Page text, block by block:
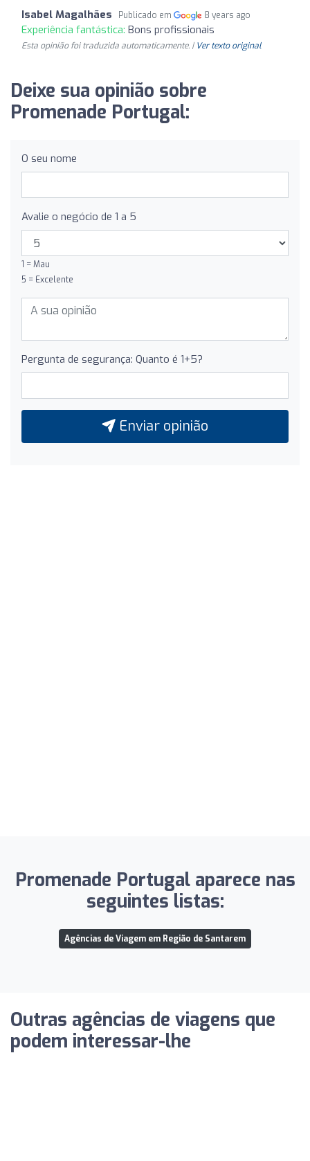
Isabel Magalhães Publicado em 8 years ago
Experiência fantástica: Bons profissionais
Esta opinião foi traduzida automaticamente. | Ver texto original
Deixe sua opinião sobre
Promenade Portugal:
O seu nome
Avalie o negócio de 1 a 5
1 = Mau
5 = Excelente
Pergunta de segurança: Quanto é 1+5?
Enviar opinião
Promenade Portugal aparece nas
seguintes listas:
Agências de Viagem em Região de Santarem
Outras agências de viagens que
podem interessar-lhe